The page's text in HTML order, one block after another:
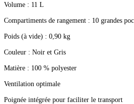
Volume : 11 L
Compartiments de rangement : 10 grandes
Poids (à vide) : 0,90 kg
Couleur : Noir et Gris
Matière : 100 % polyester
Ventilation optimale
Poignée intégrée pour faciliter le transport